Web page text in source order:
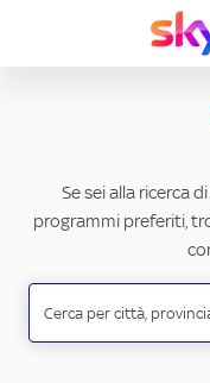
Se sei alla ricerca
programmi preferiti,